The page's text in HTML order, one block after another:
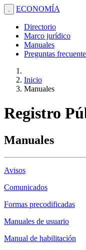
. ECONOMÍA
Directorio
Marco jurídico
Manuales
Preguntas
Inicio
Manuales
Registro
Manuales
Avisos
Comunicados
Formas precodificadas
Manuales de usuario
Manual de habilitación